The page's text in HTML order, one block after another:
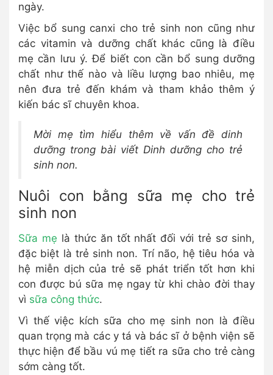
ngày.
Việc bổ sung canxi cho trẻ sinh non cũng như
các vitamin và dưỡng chất khác cũng là điều
mẹ cần lưu ý. Để biết con cần bổ sung dưỡng
chất như thế nào và liều lượng bao nhiêu, mẹ
nên đưa trẻ đến khám và tham khảo thêm ý
kiến bác sĩ chuyên khoa.
Mời mẹ tìm hiểu thêm về vấn đề dinh
dưỡng trong bài viết Dinh dưỡng cho trẻ
sinh non.
Nuôi con bằng sữa mẹ cho trẻ
sinh non
Sữa mẹ là thức ăn tốt nhất đối với trẻ sơ sinh,
đặc biệt là trẻ sinh non. Trí não, hệ tiêu hóa và
hệ miễn dịch của trẻ sẽ phát triển tốt hơn khi
con được bú sữa mẹ ngay từ khi chào đời thay
vì sữa công thức.
Vì thế việc kích sữa cho mẹ sinh non là điều
quan trọng mà các y tá và bác sĩ ở bệnh viện sẽ
thực hiện để bầu vú mẹ tiết ra sữa cho trẻ càng
sớm càng tốt.